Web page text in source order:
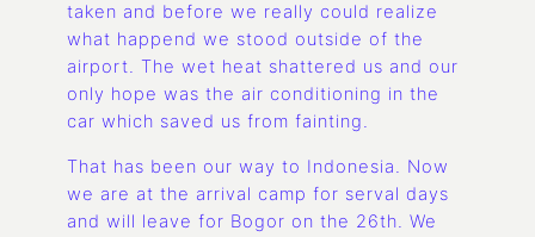
taken and before we really could realize
what happend we stood outside of the
airport. The wet heat shattered us and our
only hope was the air conditioning in the
car which saved us from fainting.
That has been our way to Indonesia. Now
we are at the arrival camp for serval days
and will leave for Bogor on the 26th. We